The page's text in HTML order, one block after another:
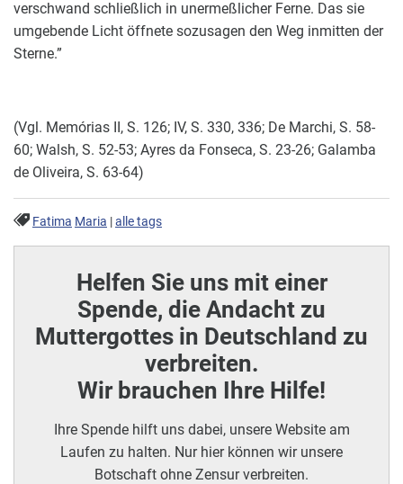
verschwand schließlich in unermeßlicher Ferne. Das sie
umgebende Licht öffnete sozusagen den Weg inmitten der
Sterne.”
(Vgl. Memórias II, S. 126; IV, S. 330, 336; De Marchi, S. 58-
60; Walsh, S. 52-53; Ayres da Fonseca, S. 23-26; Galamba
de Oliveira, S. 63-64)
Fatima Maria |alle tags
Helfen Sie uns mit einer
Spende, die Andacht zu
Muttergottes in Deutschland zu
verbreiten.
Wir brauchen Ihre Hilfe!
Ihre Spende hilft uns dabei, unsere Website am
Laufen zu halten. Nur hier können wir unsere
Botschaft ohne Zensur verbreiten.